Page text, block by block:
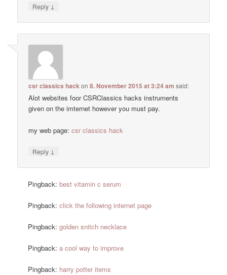
Reply ↓
csr classics hackon8. November 2015 at 3:24 am said:
Alot websites foor CSRClassics hacks instruments
given on the imternet however you must pay.
my web page:csr classics hack
Reply ↓
Pingback:best vitamin c serum
Pingback:click the following internet page
Pingback:golden snitch necklace
Pingback:a cool way to improve
Pingback: harry potter items